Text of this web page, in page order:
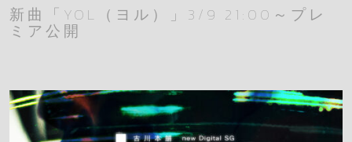
INSTA
DONAI STORE
GOODS(LEGACY)
REQUEST
MESSAGE
新曲「YOL（ヨル）」3/9 21:00～プレ
ミア公開